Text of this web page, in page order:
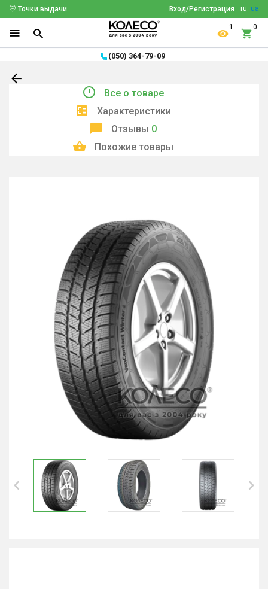
ru ua
Вход/Регистрация
Точки выдачи
1 0
(050) 364-79-09
Все о товаре
Характеристики
Отзывы 0
Похожие товары